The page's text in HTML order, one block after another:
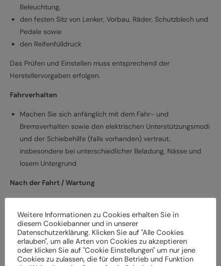
Beleuchtung,
den festen Sitz von Lenker, Vorbau, Räder, Schutzblech und
Pedale sowie
den Reifenfülldruck
Das Prüfen und Einstellen muss entsprechend der
Herstellervorgaben erfolgen.
Fahrverhalten
Machen Sie sich anfänglich mit dem Fahr- und
Bremsverhalten sowie den elektrischen Unterstützungsmodi
und der Schiebehilfe (falls vorhanden) vertraut,
insbesondere bei unterschiedlicher Beladung, Nässe und
losem Untergrund
Nach der Fahrt / Wartung
Elektrofahrrad vor der weiteren Verwendung durch einen
Fachbetrieb überprüft werden
Lassen Sie das Elektrofahrrad entsprechend den
Herstellervorgaben regelmäßig von einem Fachbetrieb
überprüfen und warten, um Gefährdungen, z. B.
Weitere Informationen zu Cookies erhalten Sie in
diesem Cookiebanner und in unserer
Datenschutzerklärung. Klicken Sie auf "Alle Cookies
erlauben", um alle Arten von Cookies zu akzeptieren
oder klicken Sie auf "Cookie Einstellungen" um nur jene
Cookies zu zulassen, die für den Betrieb und Funktion